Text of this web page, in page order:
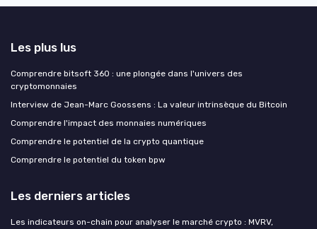
Les plus lus
Comprendre bitsoft 360 : une plongée dans l'univers des
cryptomonnaies
Interview de Jean-Marc Goossens : La valeur intrinsèque du Bitcoin
Comprendre l'impact des monnaies numériques
Comprendre le potentiel de la crypto quantique
Comprendre le potentiel du token bpw
Les derniers articles
Les indicateurs on-chain pour analyser le marché crypto : MVRV,